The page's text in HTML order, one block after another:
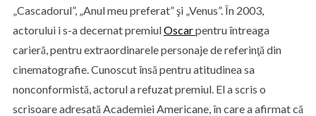
„Cascadorul”, „Anul meu preferat” şi „Venus”. În 2003,
actorului i s-a decernat premiulOscarpentru întreaga
carieră, pentru extraordinarele personaje de referinţă din
cinematografie. Cunoscut însă pentru atitudinea sa
nonconformistă, actorul a refuzat premiul. El a scris o
scrisoare adresată Academiei Americane, în care a afirmat că